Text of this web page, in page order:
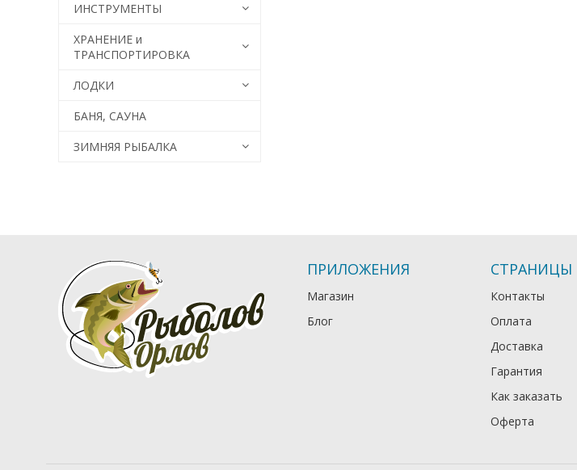
ИНСТРУМЕНТЫ
ХРАНЕНИЕ и
ТРАНСПОРТИРОВКА
ЛОДКИ
БАНЯ, САУНА
ЗИМНЯЯ РЫБАЛКА
ПРИЛОЖЕНИЯ
Магазин
Блог
СТРАНИЦЫ
Контакты
Оплата
Доставка
Гарантия
Как заказать
Оферта